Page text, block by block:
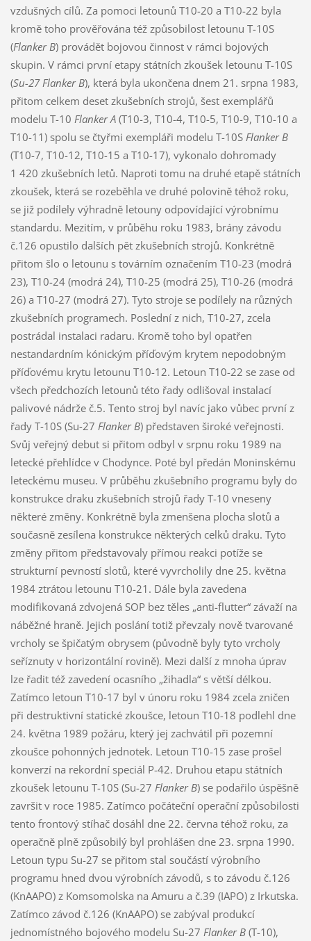
vzdušných cílů. Za pomoci letounů T10-20 a T10-22 byla
kromě toho prověřována též způsobilost letounu T-10S
(Flanker B) provádět bojovou činnost v rámci bojových
skupin. V rámci první etapy státních zkoušek letounu T-10S
(Su-27Flanker B), která byla ukončena dnem 21. srpna 1983,
přitom celkem deset zkušebních strojů, šest exemplářů
modelu T-10 Flanker A(T10-3, T10-4, T10-5, T10-9, T10-10 a
T10-11) spolu se čtyřmi exempláři modelu T-10S Flanker B
(T10-7, T10-12, T10-15 a T10-17), vykonalo dohromady
1 420 zkušebních letů. Naproti tomu na druhé etapě státních
zkoušek, která se rozeběhla ve druhé polovině téhož roku,
se již podílely výhradně letouny odpovídající výrobnímu
standardu. Mezitím, v průběhu roku 1983, brány závodu
č.126 opustilo dalších pět zkušebních strojů. Konkrétně
přitom šlo o letounu s továrním označením T10-23 (modrá
23), T10-24 (modrá 24), T10-25 (modrá 25), T10-26 (modrá
26) a T10-27 (modrá 27). Tyto stroje se podílely na různých
zkušebních programech. Poslední z nich, T10-27, zcela
postrádal instalaci radaru. Kromě toho byl opatřen
nestandardním kónickým příďovým krytem nepodobným
příďovému krytu letounu T10-12. Letoun T10-22 se zase od
všech předchozích letounů této řady odlišoval instalací
palivové nádrže č.5. Tento stroj byl navíc jako vůbec první z
řady T-10S (Su-27 Flanker B) představen široké veřejnosti.
Svůj veřejný debut si přitom odbyl v srpnu roku 1989 na
letecké přehlídce v Chodynce. Poté byl předán Moninskému
leteckému museu. V průběhu zkušebního programu byly do
konstrukce draku zkušebních strojů řady T-10 vneseny
některé změny. Konkrétně byla zmenšena plocha slotů a
současně zesílena konstrukce některých celků draku. Tyto
změny přitom představovaly přímou reakci potíže se
strukturní pevností slotů, které vyvrcholily dne 25. května
1984 ztrátou letounu T10-21. Dále byla zavedena
modifikovaná zdvojená SOP bez těles „anti-flutter“ závaží na
náběžné hraně. Jejich poslání totiž převzaly nově tvarované
vrcholy se špičatým obrysem (původně byly tyto vrcholy
seříznuty v horizontální rovině). Mezi další z mnoha úprav
lze řadit též zavedení ocasního „žihadla“ s větší délkou.
Zatímco letoun T10-17 byl v únoru roku 1984 zcela zničen
při destruktivní statické zkoušce, letoun T10-18 podlehl dne
24. května 1989 požáru, který jej zachvátil při pozemní
zkoušce pohonných jednotek. Letoun T10-15 zase prošel
konverzí na rekordní speciál P-42. Druhou etapu státních
zkoušek letounu T-10S (Su-27 Flanker B) se podařilo úspěšně
završit v roce 1985. Zatímco počáteční operační způsobilosti
tento frontový stíhač dosáhl dne 22. června téhož roku, za
operačně plně způsobilý byl prohlášen dne 23. srpna 1990.
Letoun typu Su-27 se přitom stal součástí výrobního
programu hned dvou výrobních závodů, s to závodu č.126
(KnAAPO) z Komsomolska na Amuru a č.39 (IAPO) z Irkutska.
Zatímco závod č.126 (KnAAPO) se zabýval produkcí
jednomístného bojového modelu Su-27 Flanker B(T-10),